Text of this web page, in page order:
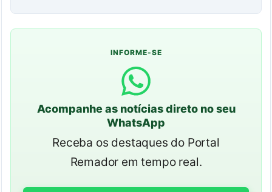
INFORME-SE
Acompanhe as notícias direto no seu
WhatsApp
Receba os destaques do Portal
Remador em tempo real.